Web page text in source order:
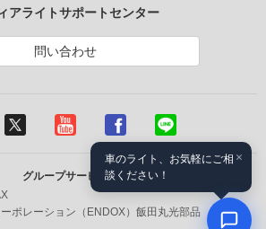
アライトサポートセンター
問い合わせ
グループサービス
ポレーション（ENDOX） 飯田丸光部品
×
車のライト、お気軽にご相
談ください！